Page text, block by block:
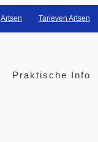
Artsen Tarieven Artsen
Praktische Info